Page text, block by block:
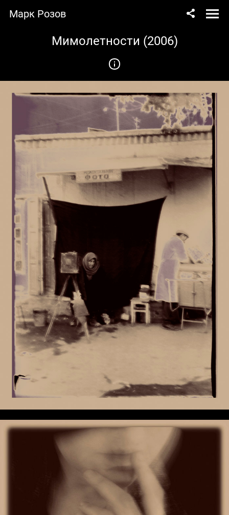
Марк Розов
Мимолетности (2006)